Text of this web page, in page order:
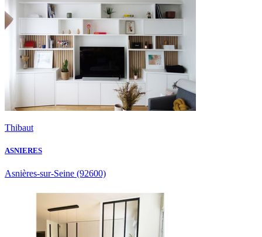
Thibaut
ASNIERES
Asnières-sur-Seine (92600)